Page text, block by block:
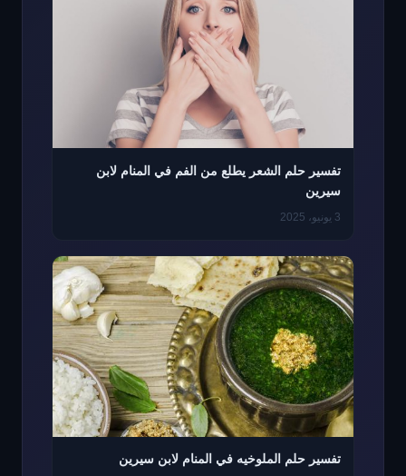
تفسير حلم الشعر يطلع من الفم في المنام لابن
سيرين
3 يونيو، 2025
تفسير حلم الملوخيه في المنام لابن سيرين